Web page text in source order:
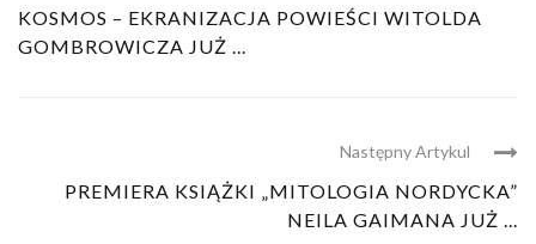
KOSMOS – EKRANIZACJA POWIEŚCI WITOLDA
GOMBROWICZA JUŻ ...
Następny Artykul
PREMIERA KSIĄŻKI „MITOLOGIA NORDYCKA”
NEILA GAIMANA JUŻ ...